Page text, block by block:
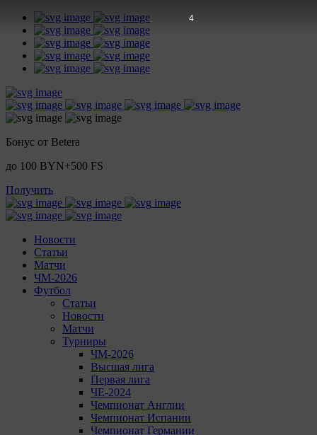
Бонус от Betera
до 100 BYN+500 FS
Получить
Новости
Статьи
Матчи
ЧМ-2026
Футбол
Статьи
Новости
Матчи
Турниры
ЧМ-2026
Высшая лига
Первая лига
ЧЕ-2024
Чемпионат Англии
Чемпионат Испании
Чемпионат Германии
2